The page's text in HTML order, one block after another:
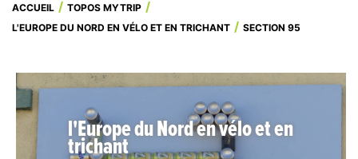
ACCUEIL
TOPOS MYTRIP
L'EUROPE DU NORD EN VÉLO ET EN TRICHANT
SECTION 95
l'Europe du Nord en vélo et en
trichant